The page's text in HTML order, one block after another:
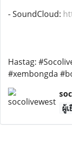
- SoundCloud:
Hastag:
#xembongda
ผู้